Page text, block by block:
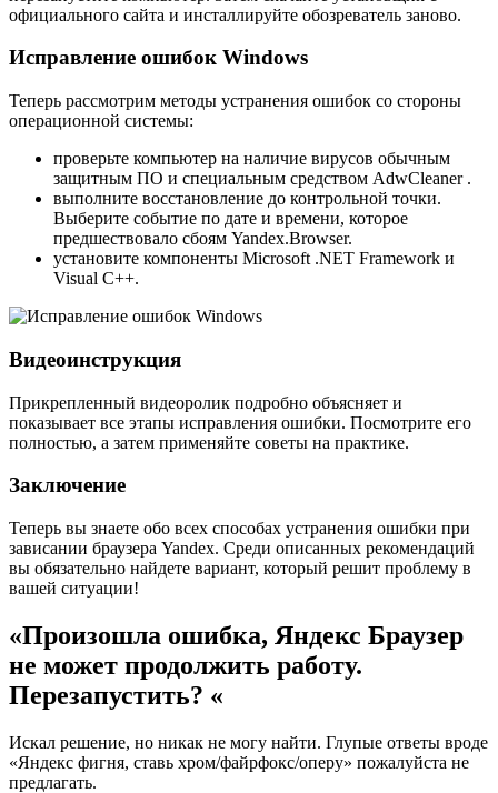
официального сайта и инсталлируйте обозреватель заново.
Исправление ошибок Windows
Теперь рассмотрим методы устранения ошибок со стороны
операционной системы:
проверьте компьютер на наличие вирусов обычным
защитным ПО и специальным средством AdwCleaner .
выполните восстановление до контрольной точки.
Выберите событие по дате и времени, которое
предшествовало сбоям Yandex.Browser.
установите компоненты Microsoft .NET Framework и
Visual C++.
Видеоинструкция
Прикрепленный видеоролик подробно объясняет и
показывает все этапы исправления ошибки. Посмотрите его
полностью, а затем применяйте советы на практике.
Заключение
Теперь вы знаете обо всех способах устранения ошибки при
зависании браузера Yandex. Среди описанных рекомендаций
вы обязательно найдете вариант, который решит проблему в
вашей ситуации!
«Произошла ошибка, Яндекс Браузер
не может продолжить работу.
Перезапустить? «
Искал решение, но никак не могу найти. Глупые ответы вроде
«Яндекс фигня, ставь хром/файрфокс/оперу» пожалуйста не
предлагать.